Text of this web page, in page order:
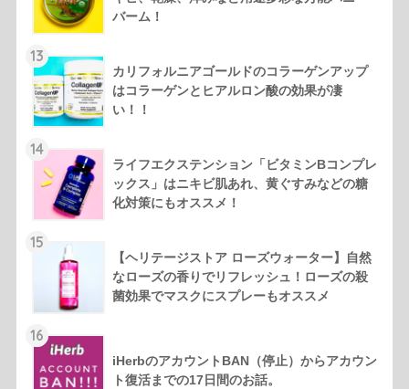
バーム！
13
カリフォルニアゴールドのコラーゲンアップ
はコラーゲンとヒアルロン酸の効果が凄
い！！
14
ライフエクステンション「ビタミンBコンプレ
ックス」はニキビ肌あれ、黄ぐすみなどの糖
化対策にもオススメ！
15
【ヘリテージストア ローズウォーター】自然
なローズの香りでリフレッシュ！ローズの殺
菌効果でマスクにスプレーもオススメ
16
iHerbのアカウントBAN（停止）からアカウン
ト復活までの17日間のお話。